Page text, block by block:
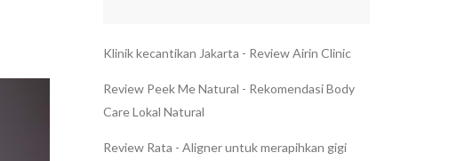
Klinik kecantikan Jakarta - Review Airin Clinic
Review Peek Me Natural - Rekomendasi Body
Care Lokal Natural
Review Rata - Aligner untuk merapihkan gigi